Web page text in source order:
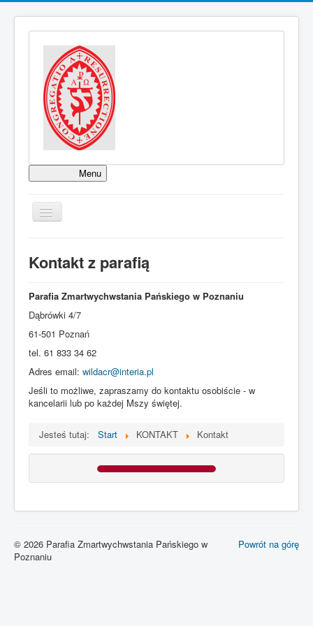
Menu
OGŁOSZENIA PARAFIALNE
INTENCJE MSZALNE
TPL_PROTOSTAR_TOGGLE_MENU
Kontakt z parafią
Parafia Zmartwychwstania Pańskiego w Poznaniu
Dąbrówki 4/7
61-501 Poznań
tel. 61 833 34 62
Adres email: wildacr@interia.pl
Jeśli to możliwe, zapraszamy do kontaktu osobiście - w
kancelarii lub po każdej Mszy świętej.
Jesteś tutaj: Start KONTAKT Kontakt
Powrót na górę
© 2026 Parafia Zmartwychwstania Pańskiego w
Poznaniu